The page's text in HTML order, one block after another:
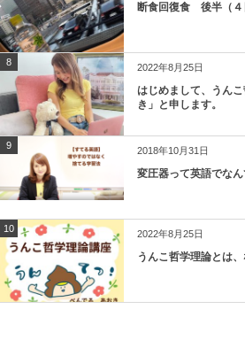
断食回復食 後半（４
8 2022年8月25日
はじめまして、うん
き」と申します。
9 2018年10月31日
変圧器って英語でなん
10 2022年8月25日
うんこ哲学理論とは